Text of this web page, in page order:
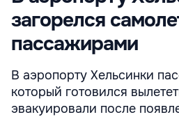
загорелся
пассажирами
В аэропорту Хельсинки
который готовился
эвакуировали после